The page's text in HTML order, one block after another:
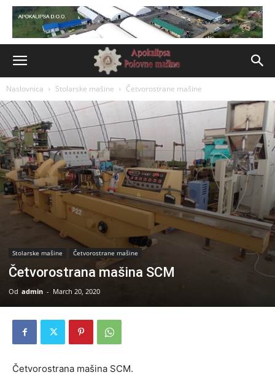
Naslovnica Stolarske mašine Četvorostrane mašine
Stolarske mašine Četvorostrane mašine
Četvorostrana mašina SCM
Od admin - March 20, 2020
Četvorostrana mašina SCM.